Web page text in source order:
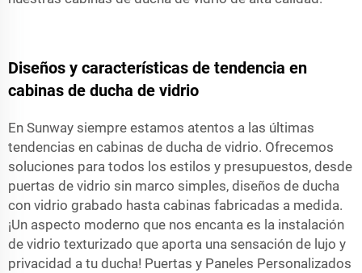
Diseños y características de tendencia en
cabinas de ducha de vidrio
En Sunway siempre estamos atentos a las últimas
tendencias en cabinas de ducha de vidrio. Ofrecemos
soluciones para todos los estilos y presupuestos, desde
puertas de vidrio sin marco simples, diseños de ducha
con vidrio grabado hasta cabinas fabricadas a medida.
¡Un aspecto moderno que nos encanta es la instalación
de vidrio texturizado que aporta una sensación de lujo y
privacidad a tu ducha! Puertas y Paneles Personalizados